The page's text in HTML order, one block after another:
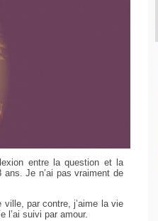
entre la question et la
Je n’ai pas vraiment de
ville, par contre, j’aime la vie
l’ai suivi par amour.